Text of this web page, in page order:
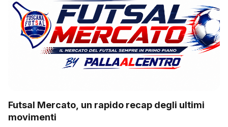
Futsal Mercato, un rapido recap degli ultimi
movimenti